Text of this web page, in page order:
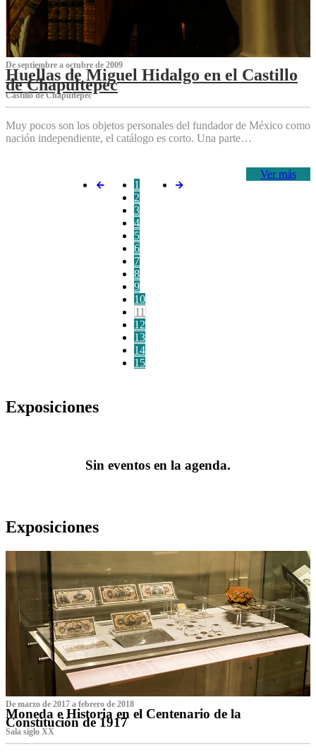
De septiembre a octubre de 2009
Huellas de Miguel Hidalgo en el Castillo
de Chapultepec
Castillo de Chapultepec
Muy pocos son los objetos personales del fundador de México como
nación independiente, el catálogo es corto. Una parte…
Ver más
1
2
3
4
5
6
7
8
9
10
11
12
13
14
15
Exposiciones
Sin eventos en la agenda.
Exposiciones
De marzo de 2017 a febrero de 2018
Moneda e Historia en el Centenario de la
Constitución de 1917
Sala siglo XX